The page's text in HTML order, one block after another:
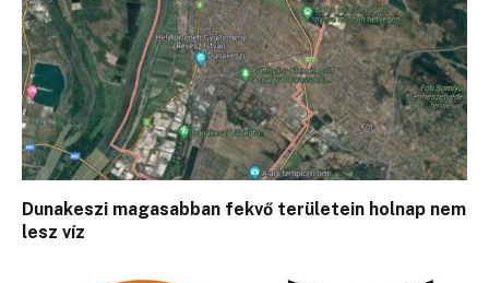
Dunakeszi magasabban fekvő területein holnap nem
lesz víz